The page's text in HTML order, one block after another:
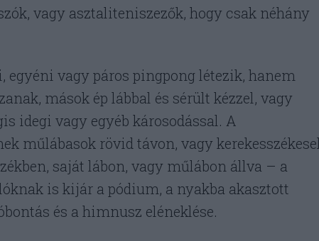
vagy asztaliteniszezők, hogy csak néhány
egyéni vagy páros pingpong létezik, hanem
mások ép lábbal és sérült kézzel, vagy
idegi vagy egyéb károsodással. A
műlábasok rövid távon, vagy
saját lábon, vagy műlábon állva – a
is kijár a pódium, a nyakba akasztott
és a himnusz eléneklése.